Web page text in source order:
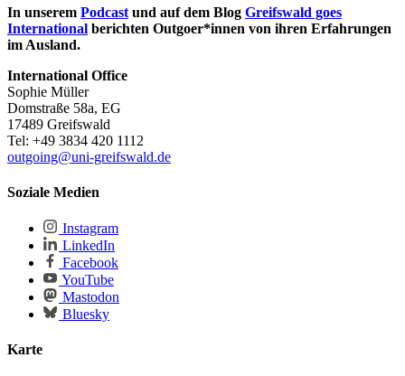
In unserem Podcast und auf dem Blog Greifswald goes
International berichten Outgoer*innen von ihren Erfahrungen
im Ausland.
International Office
Sophie Müller
Domstraße 58a, EG
17489 Greifswald
Tel: +49 3834 420 1112
outgoing@uni-greifswald.de
Soziale Medien
Instagram
LinkedIn
Facebook
YouTube
Mastodon
Bluesky
Karte